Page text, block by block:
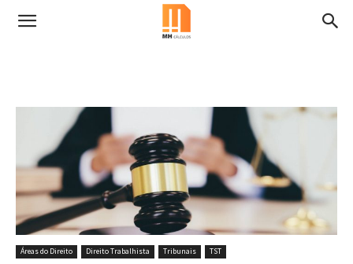
Áreas do Direito Direito Trabalhista Tribunais TST